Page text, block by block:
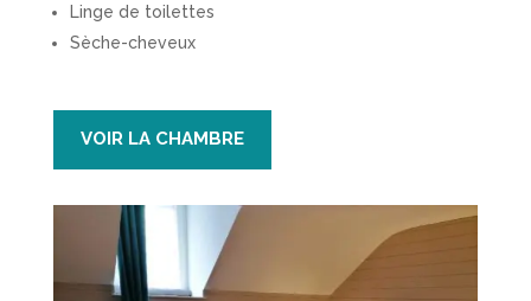
Linge de toilettes
Sèche-cheveux
VOIR LA CHAMBRE